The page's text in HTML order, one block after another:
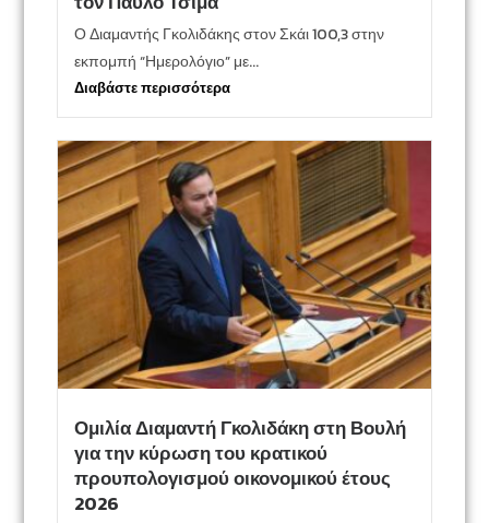
Ο Διαμαντής Γκολιδάκης στον Σκάι 100,3 στην
εκπομπή “Ημερολόγιο” με...
Διαβάστε περισσότερα
Ομιλία Διαμαντή Γκολιδάκη στη Βουλή
για την κύρωση του κρατικού
προυπολογισμού οικονομικού έτους
2026